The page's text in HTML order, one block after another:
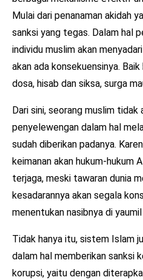
Mulai dari penanaman akidah
sanksi yang tegas. Dalam hal
individu muslim akan
akan ada konsekuensinya.
dosa, hisab dan siksa, surga
Dari sini, seorang muslim tidak
penyelewengan dalam hal
sudah diberikan padanya.
keimanan akan hukum-hukum
terjaga, meski tawaran dunia
kesadarannya akan segala
menentukan nasibnya di
Tidak hanya itu, sistem Islam
dalam hal memberikan sanksi
korupsi, yaitu dengan